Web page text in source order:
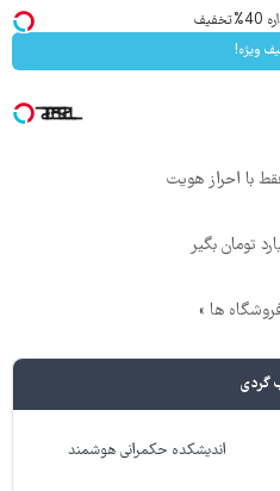
ویژه!
گردی
اندیشکده حکمرانی هوشمند